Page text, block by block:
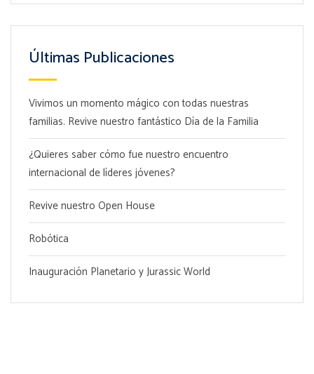
Últimas Publicaciones
Vivimos un momento mágico con todas nuestras
familias. Revive nuestro fantástico Día de la Familia
¿Quieres saber cómo fue nuestro encuentro
internacional de líderes jóvenes?
Revive nuestro Open House
Robótica
Inauguración Planetario y Jurassic World